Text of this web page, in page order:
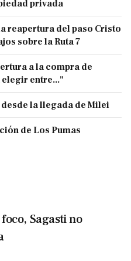
privada
reapertura del paso Cristo
sobre la Ruta 7
a la compra de
entre..."
la llegada de Milei
de Los Pumas
Sagasti no